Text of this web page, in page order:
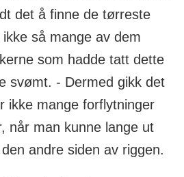
det å finne de tørreste
så mange av dem
som hadde tatt dette
svømt. - Dermed gikk det
ikke mange forflytninger
når man kunne lange ut
andre siden av riggen.